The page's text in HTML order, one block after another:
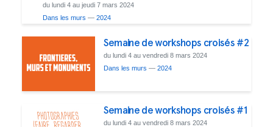
du lundi 4 au jeudi 7 mars 2024
Dans les murs — 2024
Semaine de workshops croisés #2
du lundi 4 au vendredi 8 mars 2024
Dans les murs — 2024
Semaine de workshops croisés #1
du lundi 4 au vendredi 8 mars 2024